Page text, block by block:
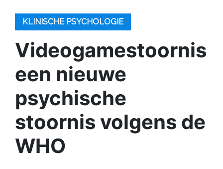
KLINISCHE PSYCHOLOGIE
Videogamestoornis
een nieuwe
psychische
stoornis volgens de
WHO